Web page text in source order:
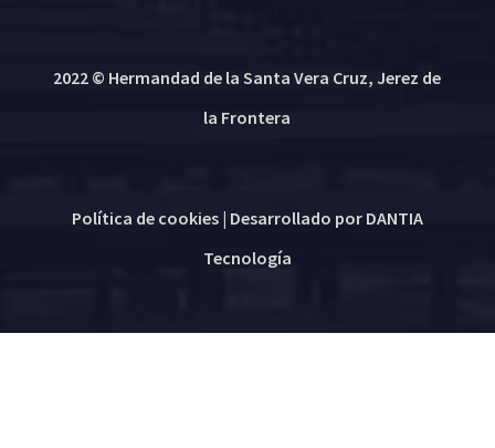
2022 © Hermandad de la Santa Vera Cruz, Jerez de
la Frontera
Política de cookies| Desarrollado por DANTIA
Tecnología